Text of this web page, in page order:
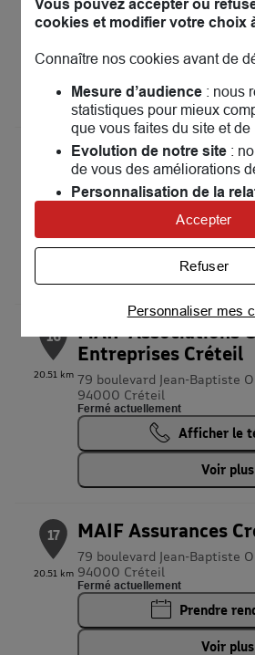
18 avenue du centre
78180 Montigny-le-
Prendre
Voir plus
15
17.59 km
MAIF Assurances
93100 Montreuil
Voir plus
16
20.51 km
MAIF Associations
Entreprises Créteil
79 boulevard Jean-Baptiste
94000 Créteil
Fermé actuellement
Afficher le
Voir plus
17
20.51 km
MAIF Assurances
79 boulevard Jean-Baptiste
94000 Créteil
Fermé actuellement
Prendre
Voir plus
Vous pouvez accepter ou
cookies et modifier votre choix
Connaître nos cookies avant de
Mesure d’audience: nous
statistiques pour mieux
que vous faites du site et de
Evolution de notre site:
de vous des améliorations
Personnalisation de la
et personnaliser nos offres
Univers publicitaire: nous
partenaires des cookies
publicités personnalisées
Connaître notre politique cookies
partenaires
Personnaliser mes
Refuser
Accepter